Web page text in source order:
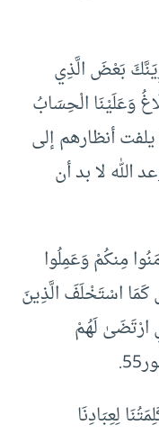
بَعْضَ الَّذِي
وَعَلَيْنَا الْحِسَابُ
يلفت أنظارهم إلى
الله لا بد أن
مِنكُمْ وَعَمِلُوا
اسْتَخْلَفَ الَّذِينَ
ارْتَضَىٰ لَهُمْ
لِعِبَادِنَا